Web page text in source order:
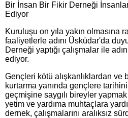
Bir İnsan Bir Fikir Derneği
Ediyor
Kuruluşu on yıla yakın olmasına
faaliyetlerle adını Üsküdar'da
Derneği yaptığı çalışmalar ile
ediyor.
Gençleri kötü alışkanlıklardan ve
kurtarma yanında gençlere
geçmişine saygılı bireyler
yetim ve yardıma muhtaçlara
dernek, çalışmalarını aralıksız